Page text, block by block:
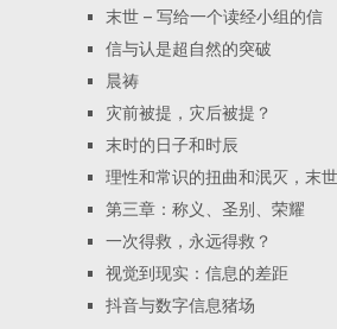
末世 – 写给一个读经小组的信
信与认是超自然的突破
晨祷
灾前被提，灾后被提？
末时的日子和时辰
理性和常识的扭曲和泯灭，末
第三章：称义、圣别、荣耀
一次得救，永远得救？
视觉到现实：信息的差距
抖音与数字信息猪场